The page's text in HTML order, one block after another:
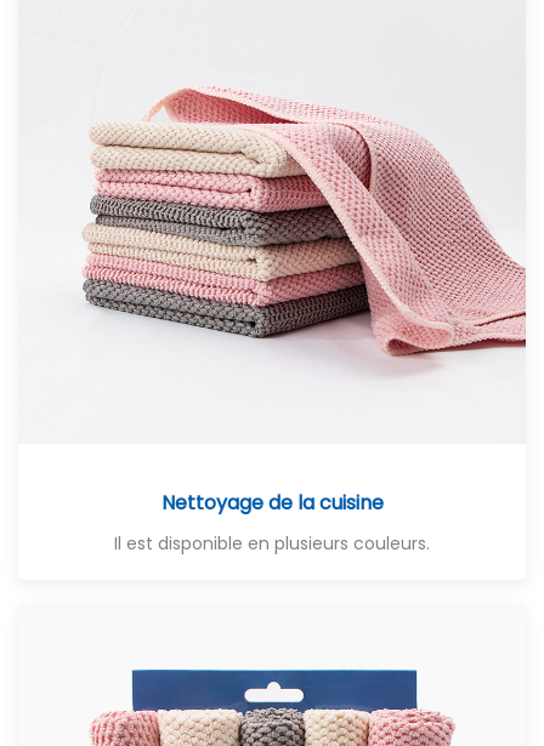
Nettoyage de la cuisine
Il est disponible en plusieurs couleurs.